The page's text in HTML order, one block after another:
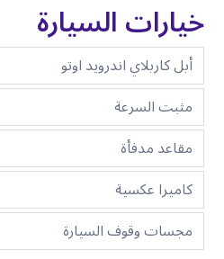
خيارات السيارة
أبل كاربلاي اندرويد اوتو
مثبت السرعة
مقاعد مدفأة
كاميرا عكسية
مجسات وقوف السيارة